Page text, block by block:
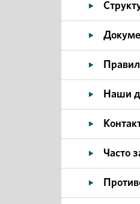
Наши
Часто